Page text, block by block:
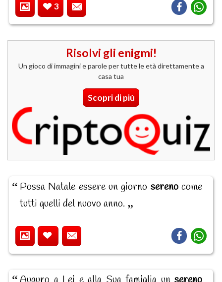
3
Risolvi gli enigmi!
Un gioco di immagini e parole per tutte le età direttamente a
casa tua
Scopri di più
Possa Natale essere un giorno serenocome
tutti quelli del nuovo anno.